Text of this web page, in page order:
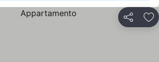
Partilhar